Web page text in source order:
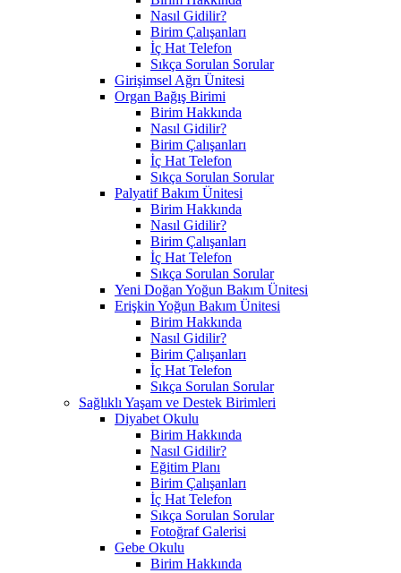
Nasıl Gidilir?
Birim Çalışanları
İç Hat Telefon
Sıkça Sorulan Sorular
Girişimsel Ağrı Ünitesi
Organ Bağış Birimi
Birim Hakkında
Nasıl Gidilir?
Birim Çalışanları
İç Hat Telefon
Sıkça Sorulan Sorular
Palyatif Bakım Ünitesi
Birim Hakkında
Nasıl Gidilir?
Birim Çalışanları
İç Hat Telefon
Sıkça Sorulan Sorular
Yeni Doğan Yoğun Bakım Ünitesi
Erişkin Yoğun Bakım Ünitesi
Birim Hakkında
Nasıl Gidilir?
Birim Çalışanları
İç Hat Telefon
Sıkça Sorulan Sorular
Sağlıklı Yaşam ve Destek Birimleri
Diyabet Okulu
Birim Hakkında
Nasıl Gidilir?
Eğitim Planı
Birim Çalışanları
İç Hat Telefon
Sıkça Sorulan Sorular
Fotoğraf Galerisi
Gebe Okulu
Birim Hakkında